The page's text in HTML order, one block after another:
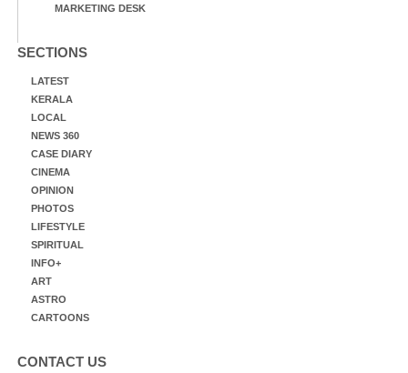
MARKETING DESK
SECTIONS
LATEST
KERALA
LOCAL
NEWS 360
CASE DIARY
CINEMA
OPINION
PHOTOS
LIFESTYLE
SPIRITUAL
INFO+
ART
ASTRO
CARTOONS
CONTACT US